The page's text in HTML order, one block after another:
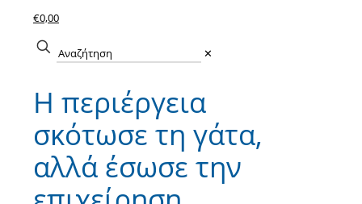
€0,00
✕
Η περιέργεια
σκότωσε τη γάτα,
αλλά έσωσε την